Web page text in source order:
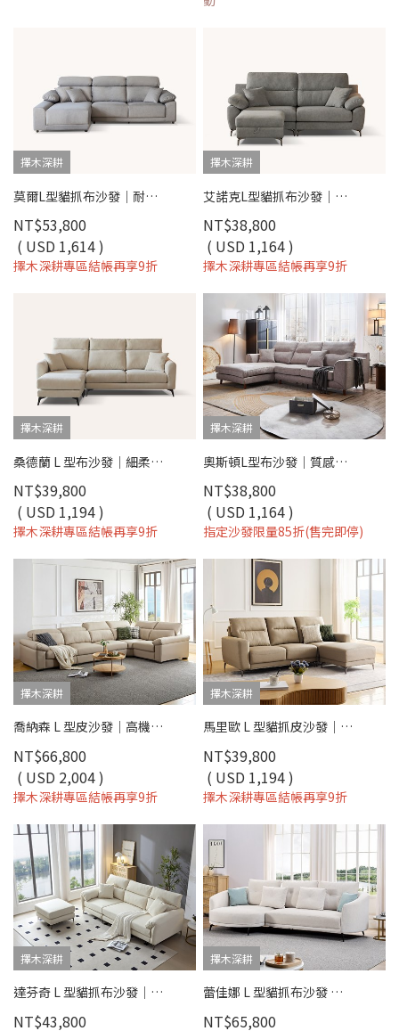
擇木深耕
莫爾L型貓抓布沙發｜耐磨防潑水 × 滑軌式坐墊 × 左右型可選–擇木深耕
NT$53,800
( USD 1,614 )
擇木深耕專區結帳再享9折
擇木深耕
艾諾克L型貓抓布沙發｜荷御極緻貓抓布 × 收納腳椅 × 可拆洗布套 – 擇木深耕
NT$38,800
( USD 1,164 )
擇木深耕專區結帳再享9折
擇木深耕
桑德蘭 L 型布沙發｜細柔亞麻機能布 × 高回彈海棉坐墊 × 十年骨架保固 – 擇木深耕系列
NT$39,800
( USD 1,194 )
擇木深耕專區結帳再享9折
擇木深耕
奧斯頓L型布沙發｜質感棉麻布 × 高密度彈力坐墊 × 穩固木質骨架 × 左右型–擇木深耕
NT$38,800
( USD 1,164 )
指定沙發限量85折(售完即停)
擇木深耕
喬納森 L 型皮沙發｜高機能耐磨皮 × 高密度彈力坐墊 × 十年骨架保固 – 擇木深耕系列
NT$66,800
( USD 2,004 )
擇木深耕專區結帳再享9折
擇木深耕
馬里歐 L 型貓抓皮沙發｜比利時貓抓皮 × 移動式腳椅 × 防潑水耐刮 – 擇木深耕
NT$39,800
( USD 1,194 )
擇木深耕專區結帳再享9折
擇木深耕
達芬奇 L 型貓抓布沙發｜比利時貓抓布 × 高密度彈力棉坐墊 × 十年骨架保固 – 擇木深耕系列
NT$43,800
擇木深耕
蕾佳娜 L 型貓抓布沙發 ｜ 防潑水 × 耐磨 × 左右型可選 – 擇木深耕
NT$65,800